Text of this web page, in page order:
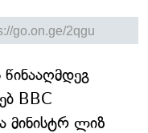
BBC
მინისტრ ლიზ